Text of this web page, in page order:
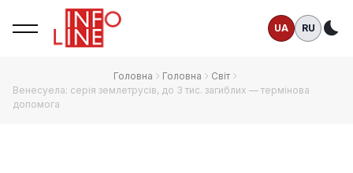
UA RU
Головна Головна
Світ
Венесуела: серія землетрусів, до 3 тис. загиблих — термінова
допомога